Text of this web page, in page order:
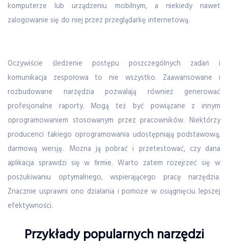
komputerze lub urządzeniu mobilnym, a niekiedy nawet
zalogowanie się do niej przez przeglądarkę internetową.
Oczywiście śledzenie postępu poszczególnych zadań i
komunikacja zespołowa to nie wszystko. Zaawansowane i
rozbudowane narzędzia pozwalają również generować
profesjonalne raporty. Mogą też być powiązane z innym
oprogramowaniem stosowanym przez pracowników. Niektórzy
producenci takiego oprogramowania udostępniają podstawową,
darmową wersję. Można ją pobrać i przetestować, czy dana
aplikacja sprawdzi się w firmie. Warto zatem rozejrzeć się w
poszukiwaniu optymalnego, wspierającego pracę narzędzia.
Znacznie usprawni ono działania i pomoże w osiągnięciu lepszej
efektywności.
Przykłady popularnych narzędzi